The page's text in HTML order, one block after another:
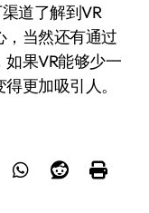
道了解到VR
，当然还有通过
果VR能够少一
更加吸引人。